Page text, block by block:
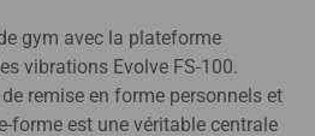
gym avec la plateforme
vibrations Evolve FS-100.
remise en forme personnels et
forme est une véritable centrale